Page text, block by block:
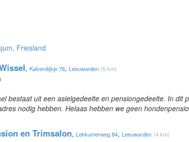
Friesland
, Kalverdijkje 76, Leeuwarden (5 km)
bestaat uit een asielgedeelte en pensiongedeelte. In dit
nodig hebben. Helaas hebben we geen
en Trimsalon, Lekkumerweg 84, Leeuwarden (4 km)